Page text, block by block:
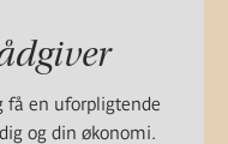
få en uforpligtende
og din økonomi.